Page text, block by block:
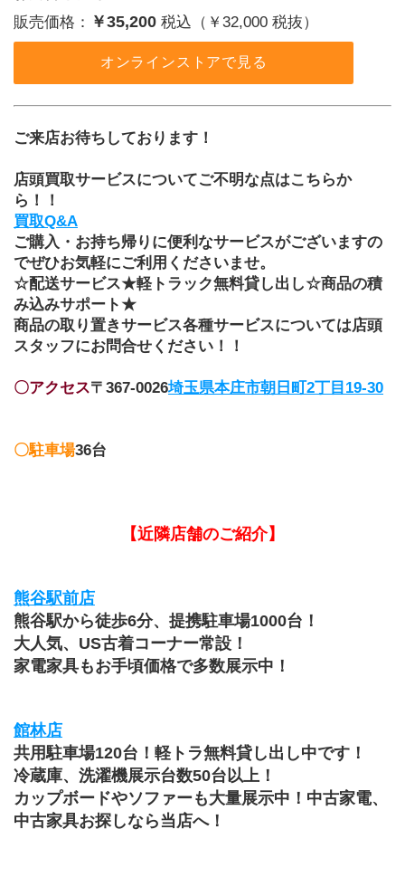
販売価格： ￥35,200 税込（￥32,000 税抜）
オンラインストアで見る
ご来店お待ちしております！
店頭買取サービスについてご不明な点はこちらか
ら！！
買取Q&A
ご購入・お持ち帰りに便利なサービスがございますの
でぜひお気軽にご利用くださいませ。
☆配送サービス★軽トラック無料貸し出し☆商品の積
み込みサポート★
商品の取り置きサービス各種サービスについては店頭
スタッフにお問合せください！！
〇アクセス〒367-0026埼玉県本庄市朝日町2丁目19-30
〇駐車場36台
【近隣店舗のご紹介】
熊谷駅前店
熊谷駅から徒歩6分、提携駐車場1000台！
大人気、US古着コーナー常設！
家電家具もお手頃価格で多数展示中！
館林店
共用駐車場120台！軽トラ無料貸し出し中です！
冷蔵庫、洗濯機展示台数50台以上！
カップボードやソファーも大量展示中！中古家電、
中古家具お探しなら当店へ！